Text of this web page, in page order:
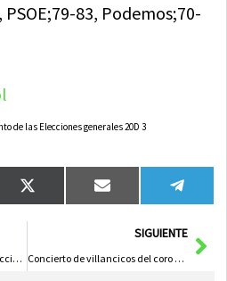
83, Podemos;70-
de las Elecciones generales 20D 3
Compartir
en
X
(Twitter)
Compartir
en
Email
en
Baja la participación en la elecciones generales 2015 en Herencia
SIGUIENTE
Concierto de villancicos del coro de San José